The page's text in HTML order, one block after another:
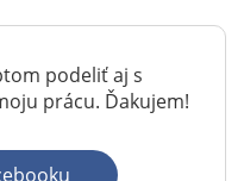
podeliť aj s
prácu. Ďakujem!